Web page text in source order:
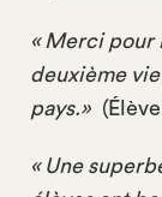
« Merci pour
deuxième
pays.»
« Une